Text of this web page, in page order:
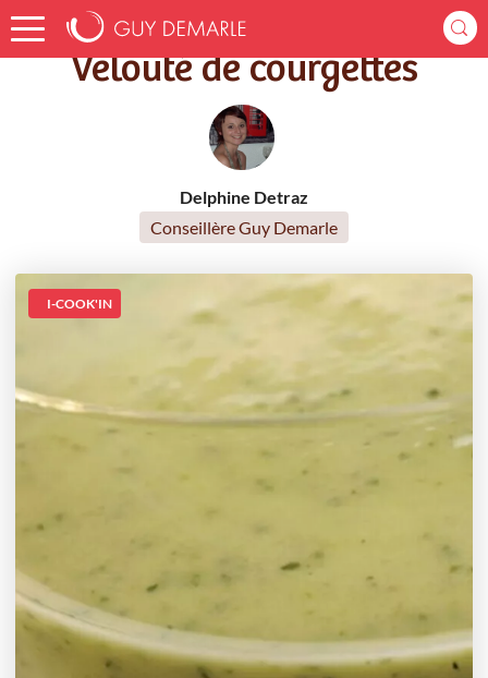
Accueil Recettes Velouté de courgettes
Velouté de courgettes
Delphine Detraz
Conseillère Guy Demarle
I-COOK'IN